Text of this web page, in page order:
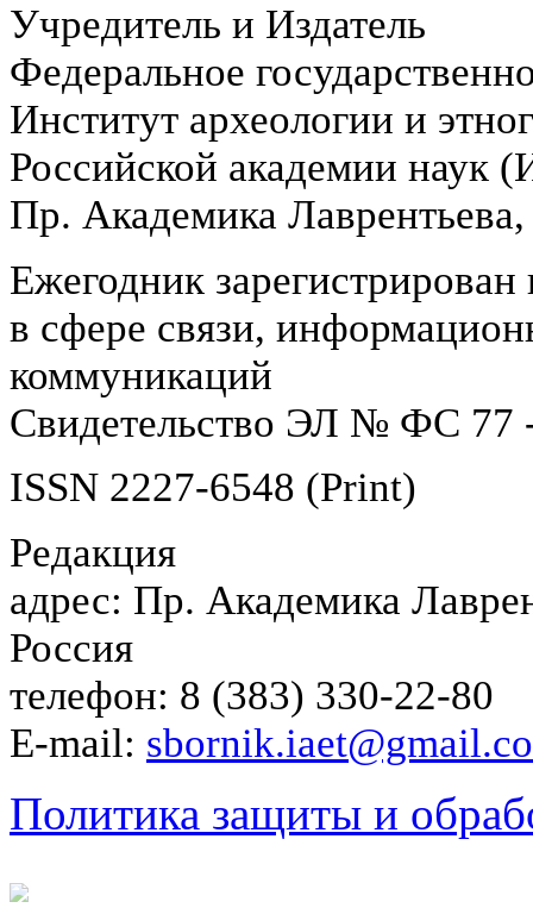
Учредитель и Издатель
Федеральное
Институт археологии и
Российской академии
Пр. Академика
Ежегодник
в сфере связи,
коммуникаций
Свидетельство ЭЛ № ФС 77
ISSN 2227-6548 (Print)
Редакция
адрес: Пр. Академика
Россия
телефон: 8 (383) 330-22-80
E-mail:
Политика защиты и